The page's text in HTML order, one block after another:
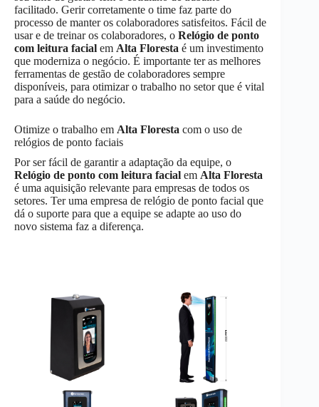
facilitado. Gerir corretamente o time faz parte do
processo de manter os colaboradores satisfeitos. Fácil de
usar e de treinar os colaboradores, o Relógio de ponto
com leitura facial em Alta Floresta é um investimento
que moderniza o negócio. É importante ter as melhores
ferramentas de gestão de colaboradores sempre
disponíveis, para otimizar o trabalho no setor que é vital
para a saúde do negócio.
Otimize o trabalho em Alta Floresta com o uso de
relógios de ponto faciais
Por ser fácil de garantir a adaptação da equipe, o
Relógio de ponto com leitura facial em Alta Floresta
é uma aquisição relevante para empresas de todos os
setores. Ter uma empresa de relógio de ponto facial que
dá o suporte para que a equipe se adapte ao uso do
novo sistema faz a diferença.